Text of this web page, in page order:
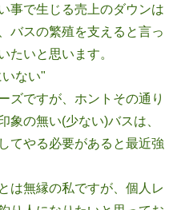
事で生じる売上のダウンは
バスの繁殖を支えると言っ
たいと思います。
ない"
ズですが、ホントその通り
象の無い(少ない)バスは、
てやる必要があると最近強
は無縁の私ですが、個人レ